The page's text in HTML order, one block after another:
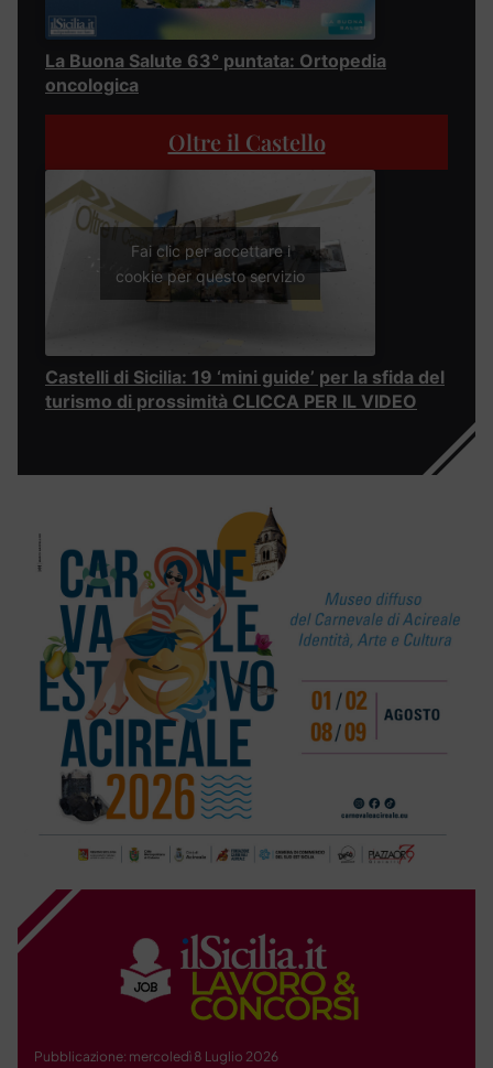
La Buona Salute 63° puntata: Ortopedia
oncologica
Oltre il Castello
Fai clic per accettare i
cookie per questo servizio
Castelli di Sicilia: 19 ‘mini guide’ per la sfida del
turismo di prossimità CLICCA PER IL VIDEO
Pubblicazione: mercoledì 8 Luglio 2026